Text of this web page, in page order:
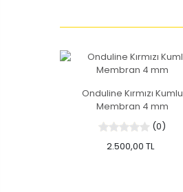
Onduline Kırmızı Kumlu
Membran 4 mm
(0)
2.500,00 TL